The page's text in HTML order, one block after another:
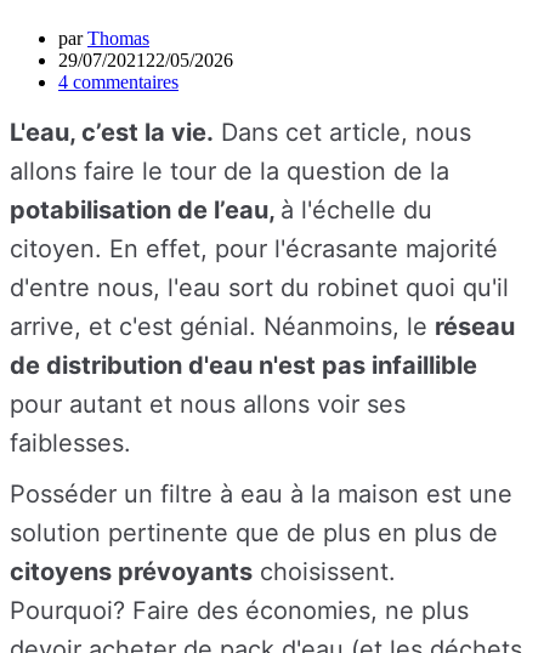
parThomas
29/07/2021 22/05/2026
4 commentaires
L'eau, c’est la vie. Dans cet article, nous
allons faire le tour de la question de la
potabilisation de l’eau, à l'échelle du
citoyen. En effet, pour l'écrasante majorité
d'entre nous, l'eau sort du robinet quoi qu'il
arrive, et c'est génial. Néanmoins, le réseau
de distribution d'eau n'est pas infaillible
pour autant et nous allons voir ses
faiblesses.
Posséder un filtre à eau à la maison est une
solution pertinente que de plus en plus de
citoyens prévoyants choisissent.
Pourquoi? Faire des économies, ne plus